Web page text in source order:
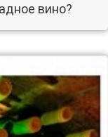
вино?